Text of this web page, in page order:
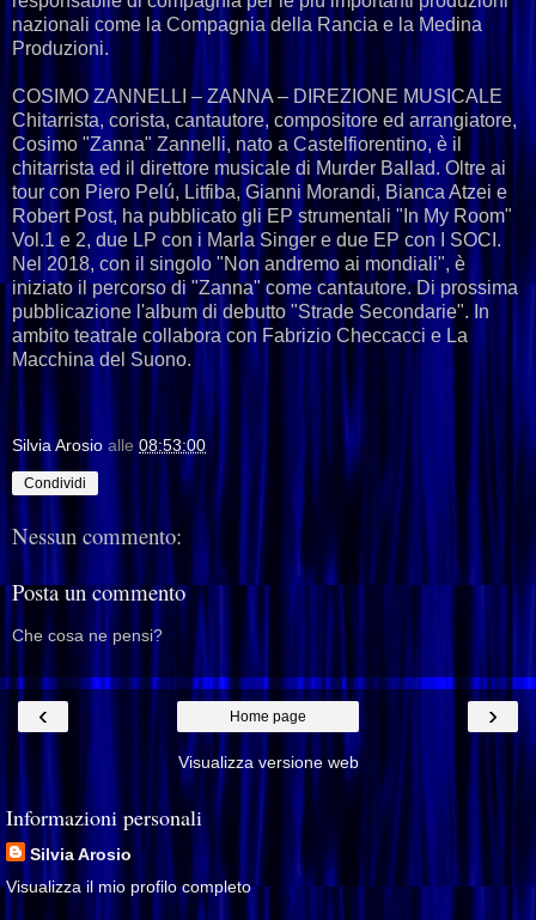
nazionali come la Compagnia della Rancia e la Medina
Produzioni.
COSIMO ZANNELLI – ZANNA – DIREZIONE MUSICALE
Chitarrista, corista, cantautore, compositore ed arrangiatore,
Cosimo "Zanna" Zannelli, nato a Castelfiorentino, è il
chitarrista ed il direttore musicale di Murder Ballad. Oltre ai
tour con Piero Pelú, Litfiba, Gianni Morandi, Bianca Atzei e
Robert Post, ha pubblicato gli EP strumentali "In My Room"
Vol.1 e 2, due LP con i Marla Singer e due EP con I SOCI.
Nel 2018, con il singolo "Non andremo ai mondiali", è
iniziato il percorso di "Zanna" come cantautore. Di prossima
pubblicazione l'album di debutto "Strade Secondarie". In
ambito teatrale collabora con Fabrizio Checcacci e La
Macchina del Suono.
Silvia Arosio alle 08:53:00
Condividi
Nessun commento:
Posta un commento
Che cosa ne pensi?
‹ ›
Home page
Visualizza versione web
Informazioni personali
Silvia Arosio
Visualizza il mio profilo completo